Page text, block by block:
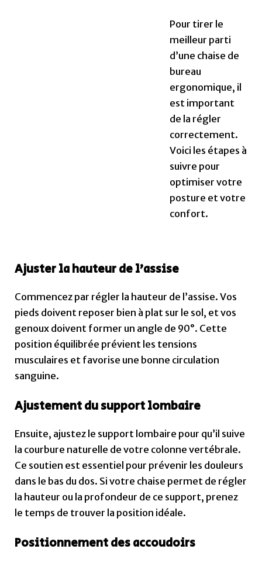
Pour tirer le
meilleur parti
d’une chaise de
bureau
ergonomique, il
est important
de la régler
correctement.
Voici les étapes à
suivre pour
optimiser votre
posture et votre
confort.
Ajuster la hauteur de l’assise
Commencez par régler la hauteur de l’assise. Vos
pieds doivent reposer bien à plat sur le sol, et vos
genoux doivent former un angle de 90°. Cette
position équilibrée prévient les tensions
musculaires et favorise une bonne circulation
sanguine.
Ajustement du support lombaire
Ensuite, ajustez le support lombaire pour qu’il suive
la courbure naturelle de votre colonne vertébrale.
Ce soutien est essentiel pour prévenir les douleurs
dans le bas du dos. Si votre chaise permet de régler
la hauteur ou la profondeur de ce support, prenez
le temps de trouver la position idéale.
Positionnement des accoudoirs